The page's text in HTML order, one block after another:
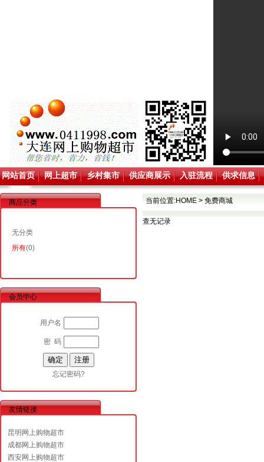
网站首页 网上超市 乡村集市 供应商展示 入驻流程 供求信息
商品分类
无分类
所有(0)
会员中心
用户名
密 码
忘记密码?
友情链接
昆明网上购物超市
成都网上购物超市
西安网上购物超市
当前位置:HOME > 免费商城
查无记录